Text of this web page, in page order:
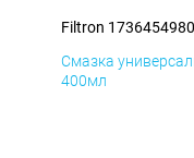
Filtron 1736454980
Смазка
400мл